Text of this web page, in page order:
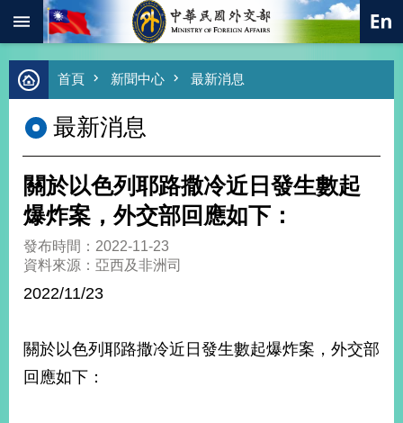
跳到主要內容區塊
進
階
尋
熱
總
合
外
值
外
交
首頁 新聞中心 最新消息
最新消息
關於以色列耶路撒冷近日發生數起
爆炸案，外交部回應如下：
發布時間：2022-11-23
資料來源：亞西及非洲司
2022/11/23
關於以色列耶路撒冷近日發生數起爆炸案，外交部
回應如下：